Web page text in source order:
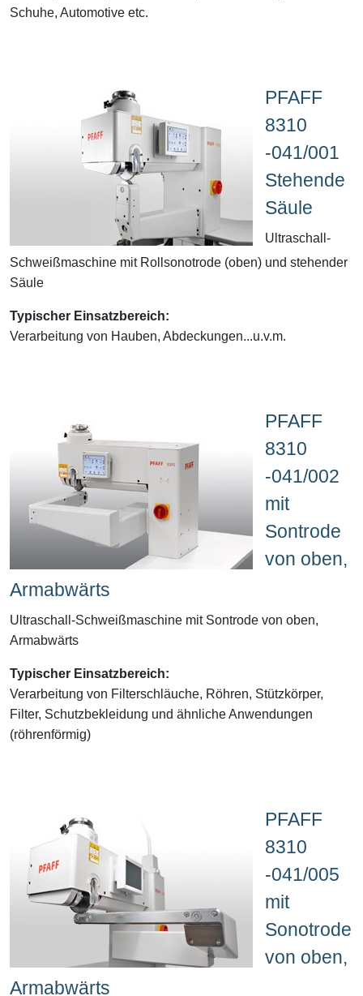
Schuhe, Automotive etc.
PFAFF
8310
-041/001
Stehende
Säule
Ultraschall-
Schweißmaschine mit Rollsonotrode (oben) und stehender
Säule
Typischer Einsatzbereich:
Verarbeitung von Hauben, Abdeckungen...u.v.m.
PFAFF
8310
-041/002
mit
Sontrode
von oben,
Armabwärts
Ultraschall-Schweißmaschine mit Sontrode von oben,
Armabwärts
Typischer Einsatzbereich:
Verarbeitung von Filterschläuche, Röhren, Stützkörper,
Filter, Schutzbekleidung und ähnliche Anwendungen
(röhrenförmig)
PFAFF
8310
-041/005
mit
Sonotrode
von oben,
Armabwärts